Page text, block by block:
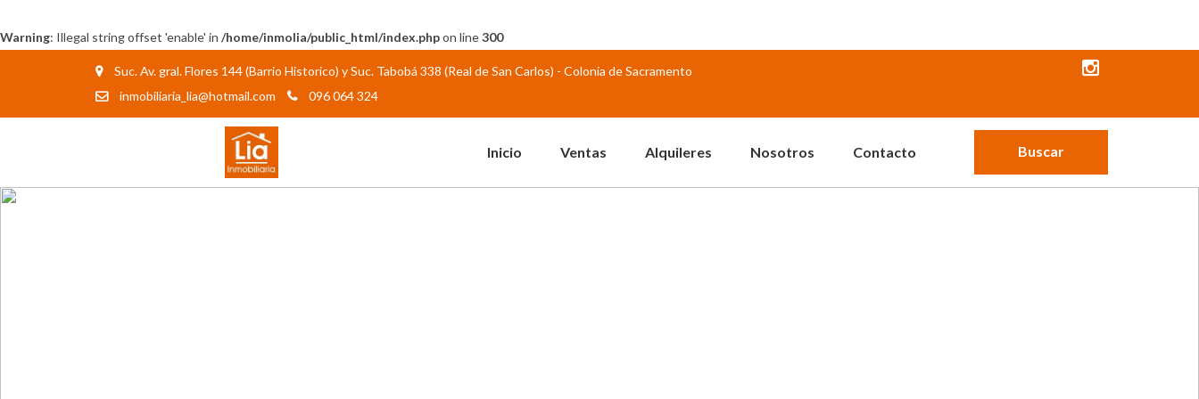
Warning: Illegal string offset 'enable' in /home/inmolia/public_html/index.phpon line300
Suc. Av. gral. Flores 144 (Barrio Historico) y Suc. Tabobá 338 (Real de San Carlos) - Colonia de Sacramento
inmobiliaria_lia@hotmail.com
096 064 324
Inicio Ventas Alquileres Nosotros Contacto Buscar